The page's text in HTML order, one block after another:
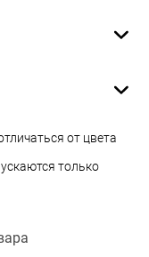
от цвета
только